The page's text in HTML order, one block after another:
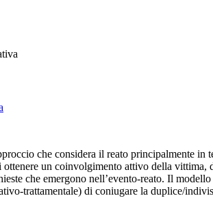
che considera il reato principalmente
un coinvolgimento attivo della
che emergono nell’evento-reato. Il
trattamentale) di coniugare la duplice/